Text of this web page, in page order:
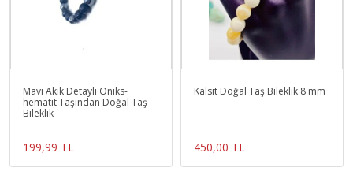
Mavi Akik Detaylı Oniks-
hematit Taşından Doğal Taş
Bileklik
199,99 TL
Kalsit Doğal Taş Bileklik 8 mm
450,00 TL